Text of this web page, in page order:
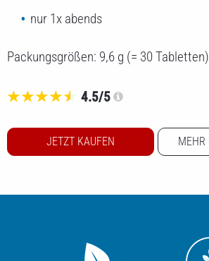
nur 1x abends
Packungsgrößen: 9,6 g (= 30 Tabletten)
4.5/5
JETZT KAUFEN MEHR
SCHNELLER EINSCHLAFEN